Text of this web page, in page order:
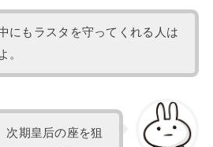
にもラスタを守ってくれる人は
。
次期皇后の座を狙